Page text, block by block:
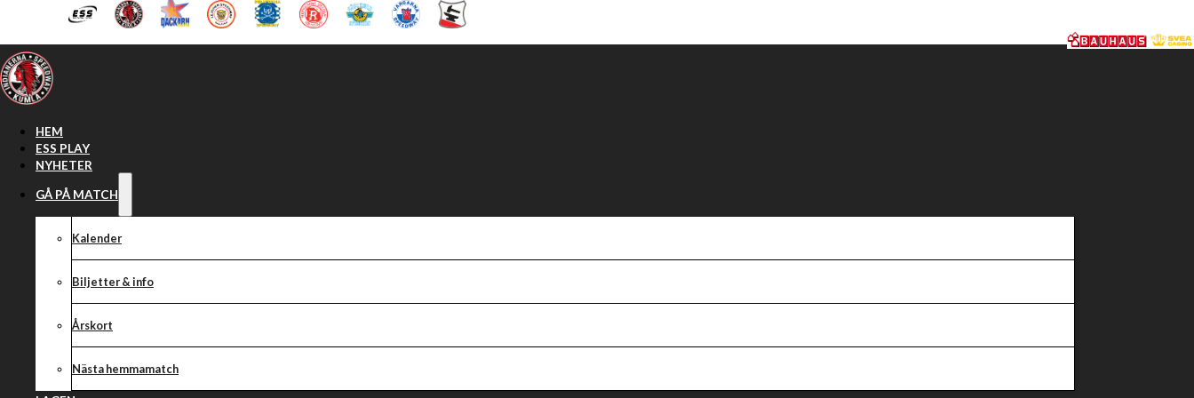
Hoppa till huvudinnehåll Hoppa till sidfot
HEM
ESS PLAY
NYHETER
GÅ PÅ MATCH
Kalender
Biljetter & info
Årskort
Nästa hemmamatch